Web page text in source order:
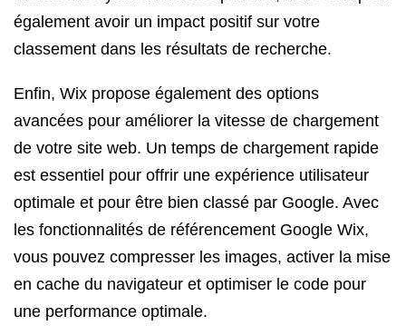
également avoir un impact positif sur votre
classement dans les résultats de recherche.
Enfin, Wix propose également des options
avancées pour améliorer la vitesse de chargement
de votre site web. Un temps de chargement rapide
est essentiel pour offrir une expérience utilisateur
optimale et pour être bien classé par Google. Avec
les fonctionnalités de référencement Google Wix,
vous pouvez compresser les images, activer la mise
en cache du navigateur et optimiser le code pour
une performance optimale.